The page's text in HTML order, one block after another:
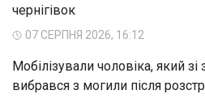
чернігівок
07 СЕРПНЯ 2026, 16:12
Мобілізували чоловіка, який
вибрався з могили після